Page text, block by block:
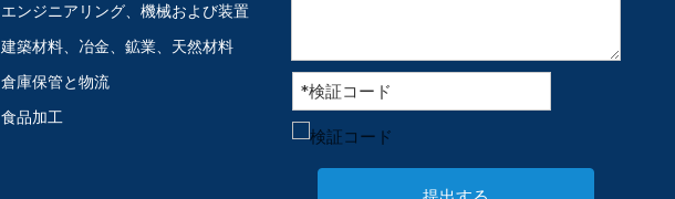
エンジニアリング、機械および装置
建築材料、冶金、鉱業、天然材料
倉庫保管と物流
食品加工